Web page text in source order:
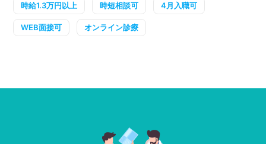
時給1.3万円以上 時短相談可 4月入職可
WEB面接可 オンライン診療